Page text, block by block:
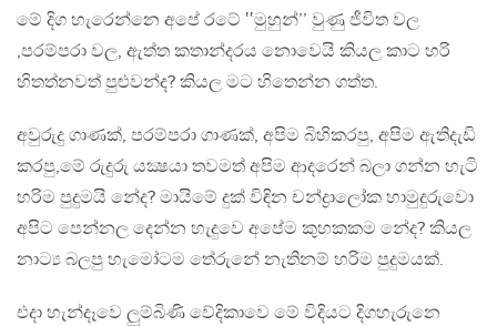
මේ දිග හැරෙන්නෙ අපේ රටේ ‛‛මුහුන්’’ වුණු ජීවිත වල
,පරම්පරා වල, ඇත්ත කතාන්දරය නොවෙයි කියල කාට හරි
හිතත්නවත් පුළුවන්ද? කියල මට හිතෙන්න ගත්ත.
අවුරුදු ගාණක්, පරම්පරා ගාණක්, අපිම බිහිකරපු, අපිම ඇතිදැඩි
කරපු,මේ රුදුරු යක්‍ෂයා තවමත් අපිම ආදරෙන් බලා ගන්න හැටි
හරිම පුදුමයි නේද? මායිමේ දුක් විඳින චන්ද්‍රාලෝක හාමුදුරුවො
අපිට පෙන්නල දෙන්න හැදුවෙ අපේම කුහකකම නේද? කියල
නාට්‍ය බලපු හැමෝටම තේරුනේ නැතිනම් හරිම පුදුමයක්.
එදා හැන්දෑවෙ ලුම්බිණි වේදිකාවෙ මේ විදියට දිගහැරුනෙ